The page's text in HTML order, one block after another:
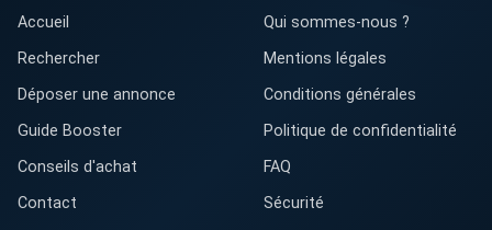
Accueil
Rechercher
Déposer une annonce
Guide Booster
Conseils d'achat
Contact
Qui sommes-nous ?
Mentions légales
Conditions générales
Politique de confidentialité
FAQ
Sécurité